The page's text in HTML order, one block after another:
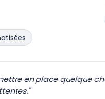
en place quelque
"